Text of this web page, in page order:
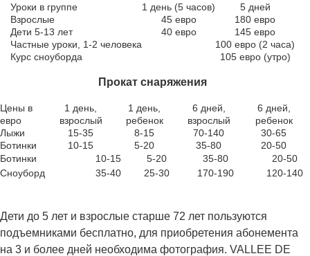
Уроки в группе 1 день (5 часов)
5 дней
Взрослые
45 евро
180 евро
Дети 5-13 лет
40 евро
145 евро
Частные уроки, 1-2 человека
100 евро (2 часа)
Курс сноуборда
105 евро (утро)
Прокат снаряжения
Цены в
евро
1 день,
взрослый
1 день,
ребенок
6 дней,
взрослый
6 дней,
ребенок
Лыжи
15-35 8-15 70-140
30-65
Ботинки
10-15 5-20 35-80
20-50
Ботинки
10-15 5-20 35-80
20-50
Сноуборд
35-40 25-30 170-190 120-140
Дети до 5 лет и взрослые старше 72 лет пользуются
подъемниками бесплатно, для приобретения абонемента
на 3 и более дней необходима фотография. VALLEE DE